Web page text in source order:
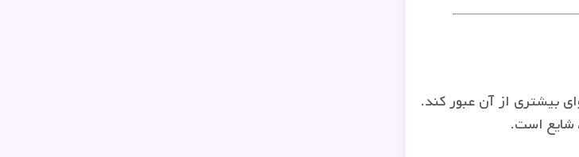
بیشتری از آن عبور کند.
شایع است.